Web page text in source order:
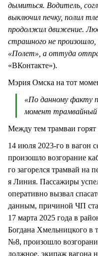
дымиться. Водитель,
выключил печку, полил
продолжил движение.
страшного не
«Полет», а оттуда
«ВКонтакте»).
Мэрия Омска на тот
«По данному факту
момент трамвайный
Между тем трамваи горят
14 июля 2023-го в вагон
произошло возгорание
го загорелся трамвай на
я Линия. Пассажиры
оперативно вызвал
данным, причиной ЧП
17 марта 2025 года в
Богдана Хмельницкого в
№8, произошло
должное, экипаж вагона